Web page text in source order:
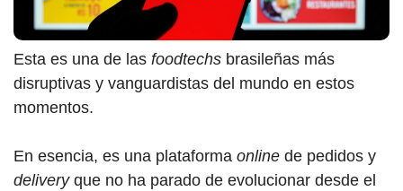
Esta es una de las foodtechs brasileñas más
disruptivas y vanguardistas del mundo en estos
momentos.
En esencia, es una plataforma online de pedidos y
deliveryque no ha parado de evolucionar desde el